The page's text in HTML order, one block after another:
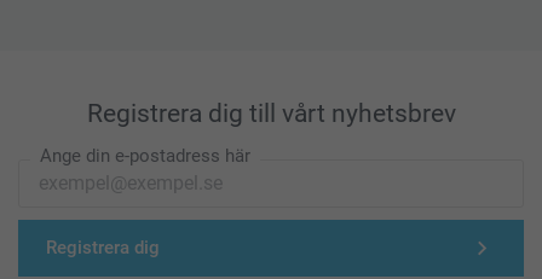
Registrera dig till vårt nyhetsbrev
Ange din e-postadress här
Registrera dig